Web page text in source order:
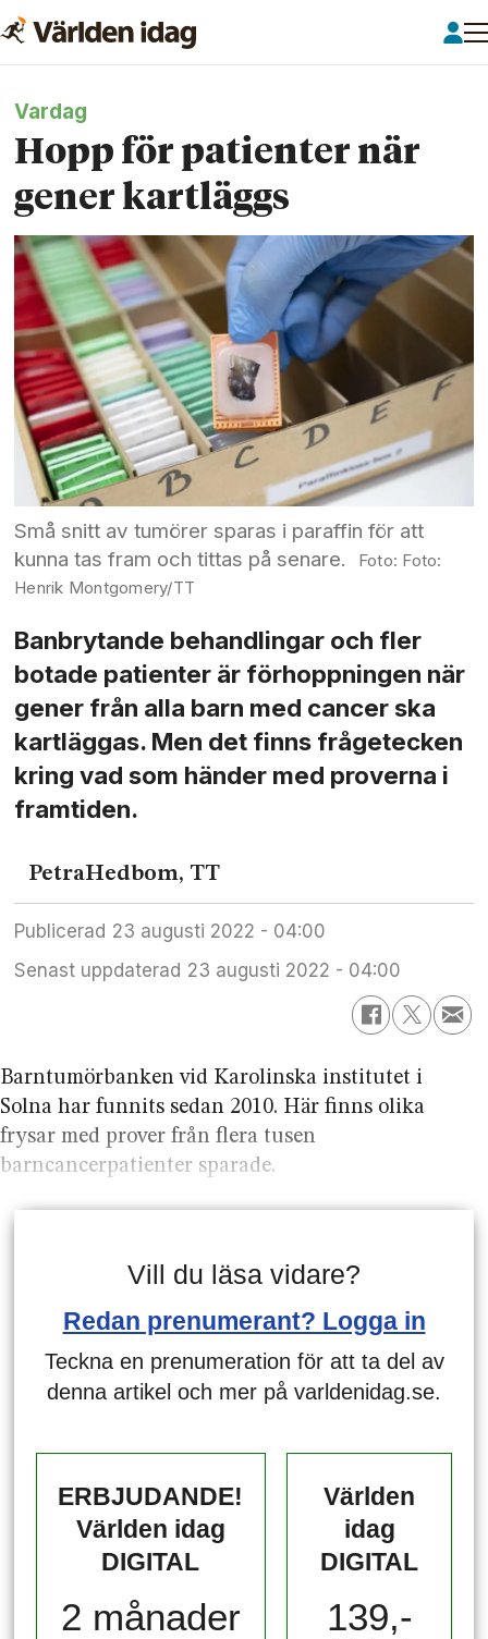
Vardag
Hopp för patienter när
gener kartläggs
Små snitt av tumörer sparas i paraffin för att
kunna tas fram och tittas på senare.
Foto:
Henrik Montgomery/TT
Banbrytande behandlingar och fler
botade patienter är förhoppningen när
gener från alla barn med cancer ska
kartläggas. Men det finns frågetecken
kring vad som händer med proverna i
framtiden.
PetraHedbom, TT
Publicerad
23 augusti 2022 - 04:00
Senast uppdaterad
23 augusti 2022 - 04:00
Barntumörbanken vid Karolinska institutet i
Solna har funnits sedan 2010. Här finns olika
frysar med prover från flera tusen
barncancerpatienter sparade.
Vill du läsa vidare?
Redan prenumerant? Logga in
Teckna en prenumeration för att ta del av
denna artikel och mer på varldenidag.se.
ERBJUDANDE!
Världen idag
DIGITAL
2 månader
Världen
idag
DIGITAL
139,-